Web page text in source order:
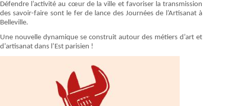
Défendre l’activité au cœur de la ville et favoriser la transmission
des savoir-faire sont le fer de lance des Journées de l’Artisanat à
Belleville.
Une nouvelle dynamique se construit autour des métiers d’art et
d’artisanat dans l’Est parisien !